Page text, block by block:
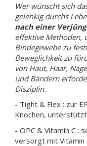
Wer wünscht sich
gelenkig durchs
nach einer
effektive Methoden,
Bindegewebe zu
Beweglichkeit zu
von Haut, Haar,
und Bändern
Disziplin.
- Tight & Flex : zur
Knochen,
- OPC & Vitamin C :
versorgt mit Vitamin